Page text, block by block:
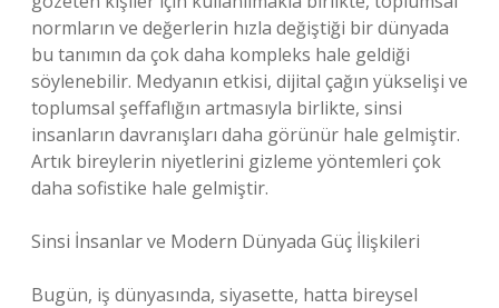
normların ve değerlerin hızla değiştiği bir dünyada
bu tanımın da çok daha kompleks hale geldiği
söylenebilir. Medyanın etkisi, dijital çağın yükselişi ve
toplumsal şeffaflığın artmasıyla birlikte, sinsi
insanların davranışları daha görünür hale gelmiştir.
Artık bireylerin niyetlerini gizleme yöntemleri çok
daha sofistike hale gelmiştir.
Sinsi İnsanlar ve Modern Dünyada Güç İlişkileri
Bugün, iş dünyasında, siyasette, hatta bireysel